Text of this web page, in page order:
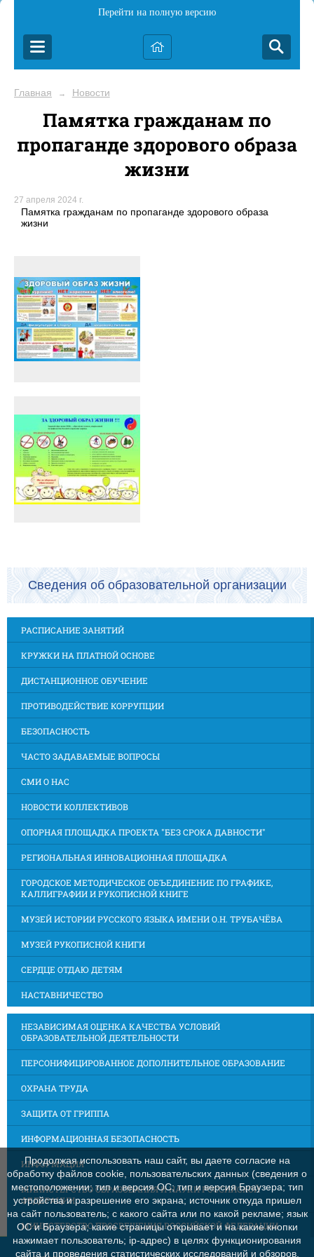
Перейти на полную версию
Главная → Новости
Памятка гражданам по
пропаганде здорового образа
жизни
27 апреля 2024 г.
Памятка гражданам по пропаганде здорового образа
жизни
Сведения об образовательной организации
РАСПИСАНИЕ ЗАНЯТИЙ
КРУЖКИ НА ПЛАТНОЙ ОСНОВЕ
ДИСТАНЦИОННОЕ ОБУЧЕНИЕ
ПРОТИВОДЕЙСТВИЕ КОРРУПЦИИ
БЕЗОПАСНОСТЬ
ЧАСТО ЗАДАВАЕМЫЕ ВОПРОСЫ
СМИ О НАС
НОВОСТИ КОЛЛЕКТИВОВ
ОПОРНАЯ ПЛОЩАДКА ПРОЕКТА "БЕЗ СРОКА ДАВНОСТИ"
РЕГИОНАЛЬНАЯ ИННОВАЦИОННАЯ ПЛОЩАДКА
ГОРОДСКОЕ МЕТОДИЧЕСКОЕ ОБЪЕДИНЕНИЕ ПО ГРАФИКЕ,
КАЛЛИГРАФИИ И РУКОПИСНОЙ КНИГЕ
МУЗЕЙ ИСТОРИИ РУССКОГО ЯЗЫКА ИМЕНИ О.Н. ТРУБАЧЁВА
МУЗЕЙ РУКОПИСНОЙ КНИГИ
СЕРДЦЕ ОТДАЮ ДЕТЯМ
НАСТАВНИЧЕСТВО
НЕЗАВИСИМАЯ ОЦЕНКА КАЧЕСТВА УСЛОВИЙ
ОБРАЗОВАТЕЛЬНОЙ ДЕЯТЕЛЬНОСТИ
ПЕРСОНИФИЦИРОВАННОЕ ДОПОЛНИТЕЛЬНОЕ ОБРАЗОВАНИЕ
ОХРАНА ТРУДА
ЗАЩИТА ОТ ГРИППА
ИНФОРМАЦИОННАЯ БЕЗОПАСНОСТЬ
ИНФОРМАЦИЯ
МИНИСТЕРСТВО ОБРАЗОВАНИЯ И НАУКИ РОССИЙСКОЙ
ФЕДЕРАЦИИ
МИНИСТЕРСТВО ПРОСВЕЩЕНИЯ РОССИЙСКОЙ ФЕДЕРАЦИИ
Продолжая использовать наш сайт, вы даете согласие на
обработку файлов cookie, пользовательских данных (сведения о
местоположении; тип и версия ОС; тип и версия Браузера; тип
устройства и разрешение его экрана; источник откуда пришел
на сайт пользователь; с какого сайта или по какой рекламе; язык
ОС и Браузера; какие страницы открывает и на какие кнопки
нажимает пользователь; ip-адрес) в целях функционирования
сайта и проведения статистических исследований и обзоров.